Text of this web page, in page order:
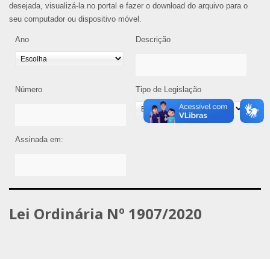
desejada, visualizá-la no portal e fazer o download do arquivo para o
seu computador ou dispositivo móvel.
Ano Descrição
Número Tipo de Legislação
Assinada em:
Lei Ordinária Nº 1907/2020